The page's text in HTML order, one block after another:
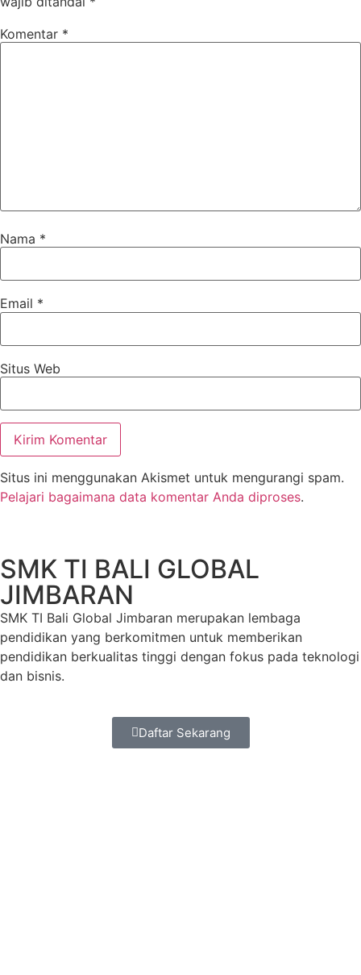
Komentar *
Nama *
Email *
Situs Web
Situs ini menggunakan Akismet untuk mengurangi spam.
Pelajari bagaimana data komentar Anda diproses.
SMK TI BALI GLOBAL
JIMBARAN
SMK TI Bali Global Jimbaran merupakan lembaga
pendidikan yang berkomitmen untuk memberikan
pendidikan berkualitas tinggi dengan fokus pada teknologi
dan bisnis.
Daftar Sekarang